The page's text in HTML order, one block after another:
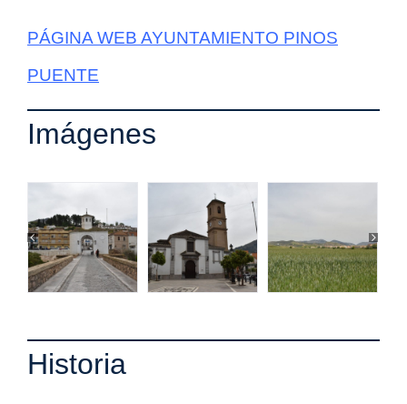
PÁGINA WEB AYUNTAMIENTO PINOS
PUENTE
Imágenes
Historia